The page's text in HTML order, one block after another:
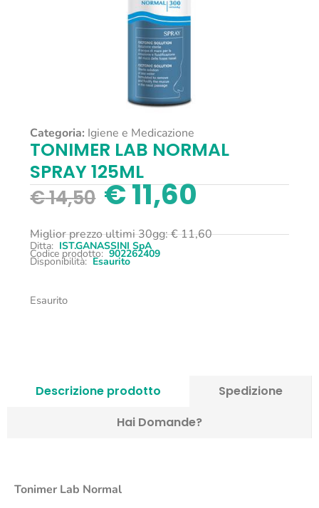
Categoria: Igiene e Medicazione
TONIMER LAB NORMAL
SPRAY 125ML
€14,50 €11,60
Miglior prezzo ultimi 30gg:€11,60
Ditta: IST.GANASSINI SpA
Codice prodotto: 902262409
Disponibilità: Esaurito
Esaurito
Descrizione prodotto
Spedizione
Hai Domande?
Tonimer Lab Normal